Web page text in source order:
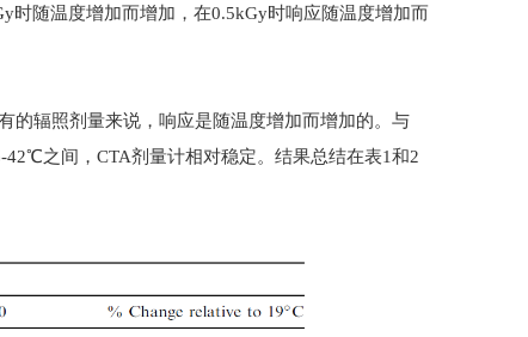
时随温度增加而增加，在0.5kGy时响应随温度增加而
辐照剂量来说，响应是随温度增加而增加的。与
之间，CTA剂量计相对稳定。结果总结在表1和2